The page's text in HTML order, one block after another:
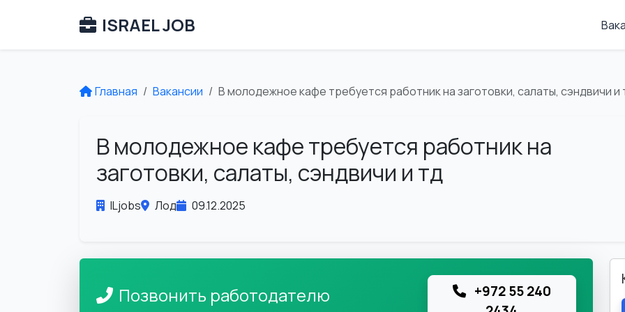
ISRAEL JOB
Главная Вакансии В молодежное кафе требуется работник на заготовки, салаты, сэндвичи и
В молодежное кафе требуется работник на
заготовки, салаты, сэндвичи и тд
ILjobs Лод 09.12.2025
Позвонить работодателю
+972 55 240